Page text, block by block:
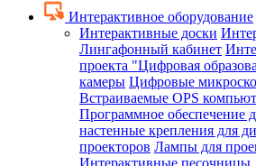
Интерактивное оборудование
Интерактивные доски
Лингафонный кабинет
проекта "Цифровая
камеры Цифровые
Встраиваемые OPS
Программное обеспечение
настенные крепления для
проекторов Лампы для
Интерактивные песочницы